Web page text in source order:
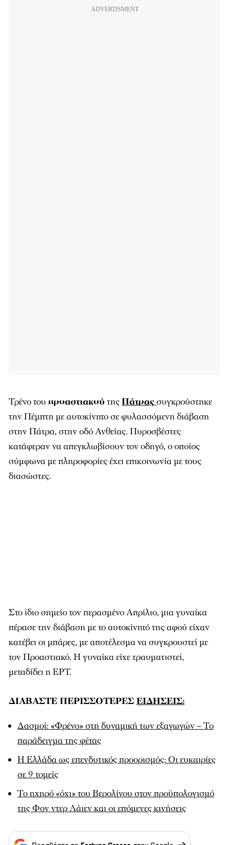
Τρένο του προαστιακού τηςΠάτραςσυγκρούστηκε
την Πέμπτη με αυτοκίνητο σε φυλασσόμενη διάβαση
στην Πάτρα, στην οδό Ανθείας. Πυροσβέστες
κατάφεραν να απεγκλωβίσουν τον οδηγό, ο οποίος
σύμφωνα με πληροφορίες έχει επικοινωνία με τους
διασώστες.
Στο ίδιο σημείο τον περασμένο Απρίλιο, μια γυναίκα
πέρασε την διάβαση με το αυτοκίνητό της αφού είχαν
κατέβει οι μπάρες, με αποτέλεσμα να συγκρουστεί με
τον Προαστιακό. Η γυναίκα είχε τραυματιστεί,
μεταδίδει η ΕΡΤ.
ΔΙΑΒΑΣΤΕ ΠΕΡΙΣΣΟΤΕΡΕΣ ΕΙΔΗΣΕΙΣ:
Δασμοί: «Φρένο» στη δυναμική των εξαγωγών – Το
παράδειγμα της φέτας
Η Ελλάδα ως επενδυτικός προορισμός: Οι ευκαιρίες
σε 9 τομείς
Το ηχηρό «όχι» του Βερολίνου στον προϋπολογισμό
της Φον ντερ Λάιεν και οι επόμενες κινήσεις